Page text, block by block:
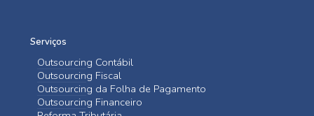
Serviços
Outsourcing Contábil
Outsourcing Fiscal
Outsourcing da Folha de Pagamento
Outsourcing Financeiro